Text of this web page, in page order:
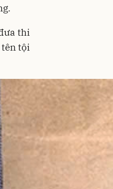
thi
tên tội